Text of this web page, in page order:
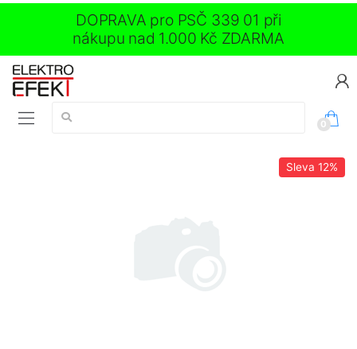
DOPRAVA pro PSČ 339 01 při
nákupu nad 1.000 Kč ZDARMA
Vyhledávání:
0
Sleva 12%